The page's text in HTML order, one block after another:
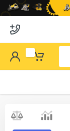
My Basket
Password